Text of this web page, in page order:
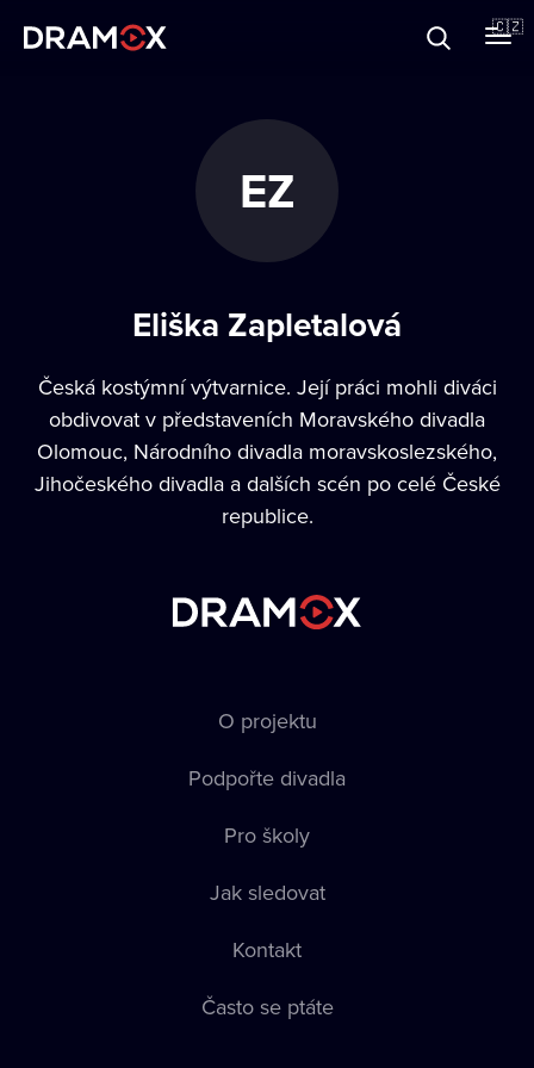
🇨🇿
EZ
Eliška Zapletalová
Česká kostýmní výtvarnice. Její práci mohli diváci
obdivovat v představeních Moravského divadla
Olomouc, Národního divadla moravskoslezského,
Jihočeského divadla a dalších scén po celé České
republice.
O projektu
Podpořte divadla
Pro školy
Jak sledovat
Kontakt
Často se ptáte